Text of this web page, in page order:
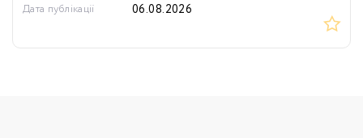
Дата публікації 06.08.2026